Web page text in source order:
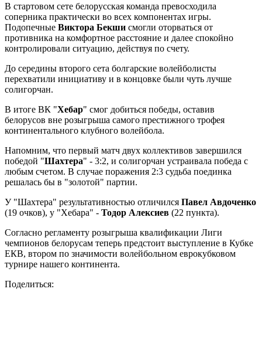
В стартовом сете белорусская команда превосходила
соперника практически во всех компонентах игры.
Подопечные Виктора Бекши смогли оторваться от
противника на комфортное расстояние и далее спокойно
контролировали ситуацию, действуя по счету.
До середины второго сета болгарские волейболисты
перехватили инициативу и в концовке были чуть лучше
солигорчан.
В итоге ВК "Хебар" смог добиться победы, оставив
белорусов вне розыгрыша самого престижного трофея
континентального клубного волейбола.
Напомним, что первый матч двух коллективов завершился
победой "Шахтера" - 3:2, и солигорчан устраивала победа с
любым счетом. В случае поражения 2:3 судьба поединка
решалась бы в "золотой" партии.
У "Шахтера" результативностью отличился Павел Авдоченко
(19 очков), у "Хебара" - Тодор Алексиев (22 пункта).
Согласно регламенту розыгрыша квалификации Лиги
чемпионов белорусам теперь предстоит выступление в Кубке
ЕКВ, втором по значимости волейбольном еврокубковом
турнире нашего континента.
Поделиться: